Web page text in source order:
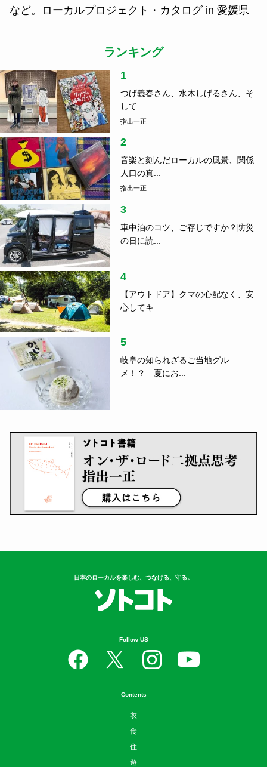
など。ローカルプロジェクト・カタログ in 愛媛県
ランキング
1
つげ義春さん、水木しげるさん、そ
して……...
指出一正
2
音楽と刻んだローカルの風景、関係
人口の真...
指出一正
3
車中泊のコツ、ご存じですか？防災
の日に読...
4
【アウトドア】クマの心配なく、安
心してキ...
5
岐阜の知られざるご当地グル
メ！？ 夏にお...
日本のローカルを楽しむ、つなげる、守る。
Follow US
Contents
衣
食
住
遊